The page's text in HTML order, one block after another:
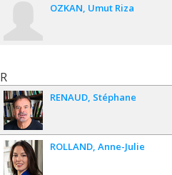
OZKAN Umut Riza
R
RENAUD Stéphane
ROLLAND Anne-Julie